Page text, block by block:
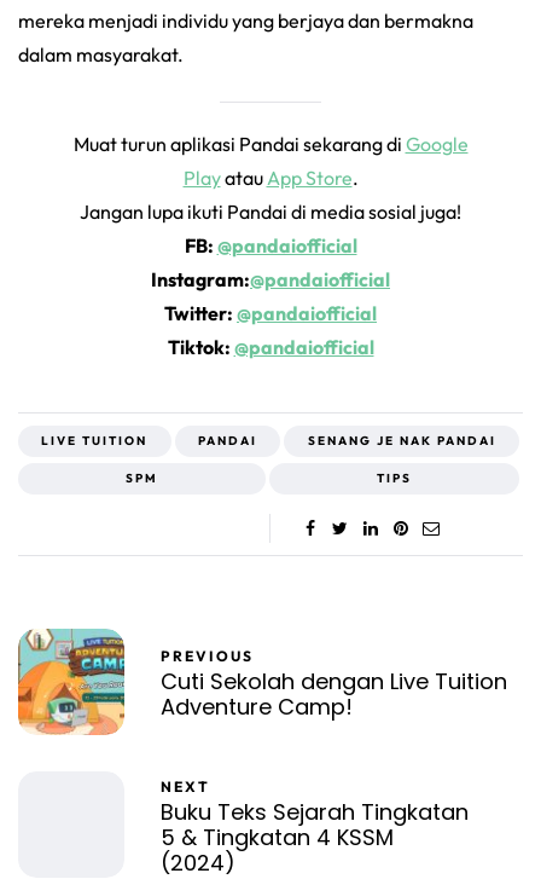
mereka menjadi individu yang berjaya dan bermakna
dalam masyarakat.
Muat turun aplikasi Pandai sekarang di Google
Playatau App Store.
Jangan lupa ikuti Pandai di media sosial juga!
FB: @pandaiofficial
Instagram:@pandaiofficial
Twitter: @pandaiofficial
Tiktok: @pandaiofficial
LIVE TUITION PANDAI SENANG JE NAK PANDAI
SPM TIPS
PREVIOUS
Cuti Sekolah dengan Live Tuition
Adventure Camp!
NEXT
Buku Teks Sejarah Tingkatan
5 & Tingkatan 4 KSSM
(2024)